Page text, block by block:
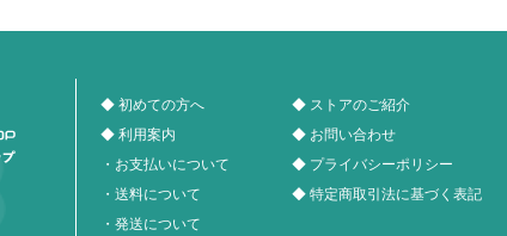
◆ 初めての方へ
◆ 利用案内
・お支払いについて
・送料について
・発送について
◆ ストアのご紹介
◆ お問い合わせ
◆ プライバシーポリシー
◆ 特定商取引法に基づく表記